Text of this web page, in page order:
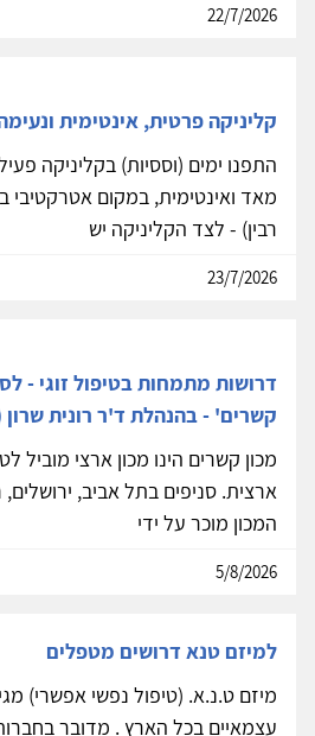
22/7/2026
קליניקה פרטית, אינטימית
התפנו ימים (וססיות) בקליניקה
מאד ואינטימית, במקום אטרקטיבי
רבין) - לצד הקליניקה יש
23/7/2026
דרושות מתמחות בטיפול זוגי -
קשרים' - בהנהלת ד'ר רונית שרון
מכון קשרים הינו מכון ארצי מוביל
ארצית. סניפים בתל אביב,
המכון מוכר על ידי
5/8/2026
למיזם טנא דרושים מטפלים
מיזם ט.נ.א. (טיפול נפשי אפשרי)
עצמאיים בכל הארץ . מדובר